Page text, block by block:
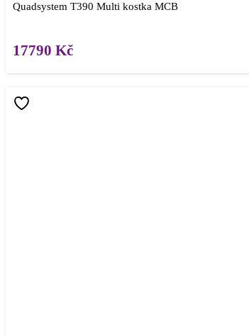
Quadsystem T390 Multi kostka MCB
17790 Kč